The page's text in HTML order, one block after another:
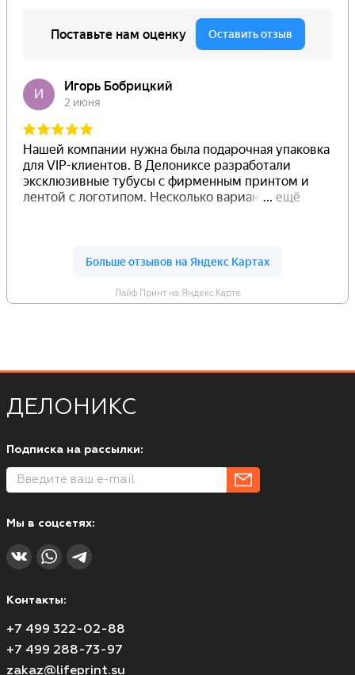
Лайф Принт на Яндекс.Карте
ДЕЛОНИКС
Подписка на рассылки:
Мы в соцсетях:
Контакты:
+7 499 322-02-88
+7 499 288-73-97
zakaz@lifeprint.su